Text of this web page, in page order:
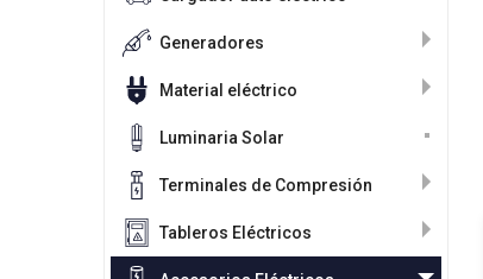
Generadores
Material eléctrico
Luminaria Solar
Terminales de Compresión
Tableros Eléctricos